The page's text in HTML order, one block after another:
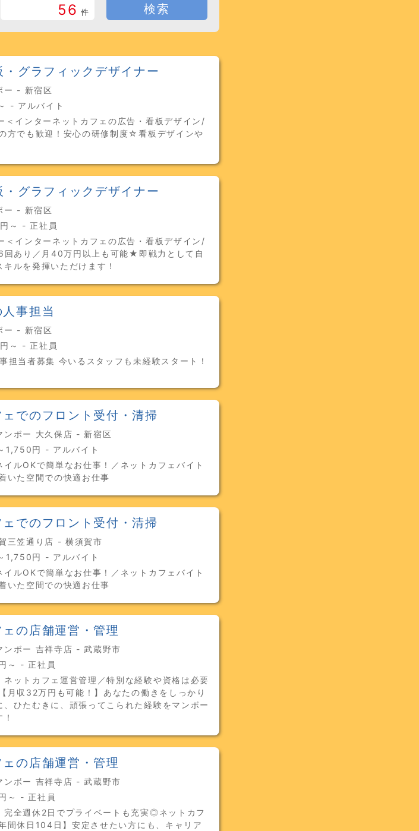
56 件 検索
・グラフィックデザイナー
ー - 新宿区
- アルバイト
＜インターネットカフェの広告・看板デザイン/
方でも歓迎！安心の研修制度☆看板デザインや
・グラフィックデザイナー
ー - 新宿区
～ - 正社員
＜インターネットカフェの広告・看板デザイン/
回あり／月40万円以上も可能★即戦力として自
ルを発揮いただけます！
事担当
ー - 新宿区
～ - 正社員
当者募集 今いるスタッフも未経験スタート！
でのフロント受付・清掃
ンボー 大久保店 - 新宿区
1,750円 - アルバイト
イルOKで簡単なお仕事！／ネットカフェバイト
いた空間での快適お仕事
でのフロント受付・清掃
三笠通り店 - 横須賀市
1,750円 - アルバイト
イルOKで簡単なお仕事！／ネットカフェバイト
いた空間での快適お仕事
の店舗運営・管理
ンボー 吉祥寺店 - 武蔵野市
～ - 正社員
ネットカフェ運営管理／特別な経験や資格は必要
月収32万円も可能！】あなたの働きをしっかり
、ひたむきに、頑張ってこられた経験をマンボー
の店舗運営・管理
ンボー 吉祥寺店 - 武蔵野市
～ - 正社員
完全週休2日でプライベートも充実◎ネットカフ
間休日104日】安定させたい方にも、キャリア